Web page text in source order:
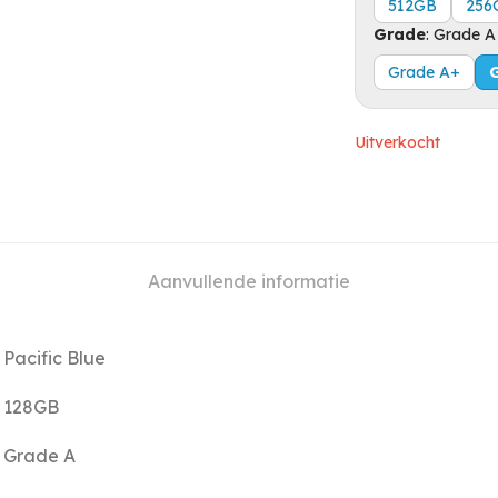
512GB
Grade: Grade A
Grade A+
Uitverkocht
Aanvullende informatie
Pacific Blue
128GB
Grade A